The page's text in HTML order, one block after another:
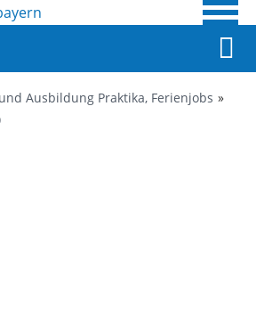
Ausbildung Praktika, Ferienjobs